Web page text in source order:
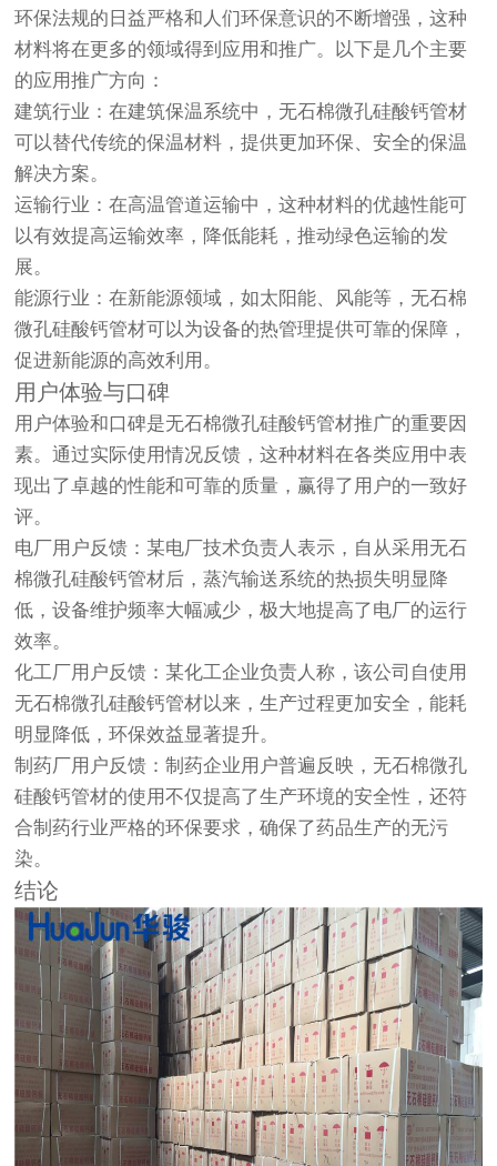
环保法规的日益严格和人们环保意识的不断增强，这种
材料将在更多的领域得到应用和推广。以下是几个主要
的应用推广方向：
建筑行业：在建筑保温系统中，无石棉微孔硅酸钙管材
可以替代传统的保温材料，提供更加环保、安全的保温
解决方案。
运输行业：在高温管道运输中，这种材料的优越性能可
以有效提高运输效率，降低能耗，推动绿色运输的发
展。
能源行业：在新能源领域，如太阳能、风能等，无石棉
微孔硅酸钙管材可以为设备的热管理提供可靠的保障，
促进新能源的高效利用。
用户体验与口碑
用户体验和口碑是无石棉微孔硅酸钙管材推广的重要因
素。通过实际使用情况反馈，这种材料在各类应用中表
现出了卓越的性能和可靠的质量，赢得了用户的一致好
评。
电厂用户反馈：某电厂技术负责人表示，自从采用无石
棉微孔硅酸钙管材后，蒸汽输送系统的热损失明显降
低，设备维护频率大幅减少，极大地提高了电厂的运行
效率。
化工厂用户反馈：某化工企业负责人称，该公司自使用
无石棉微孔硅酸钙管材以来，生产过程更加安全，能耗
明显降低，环保效益显著提升。
制药厂用户反馈：制药企业用户普遍反映，无石棉微孔
硅酸钙管材的使用不仅提高了生产环境的安全性，还符
合制药行业严格的环保要求，确保了药品生产的无污
染。
结论